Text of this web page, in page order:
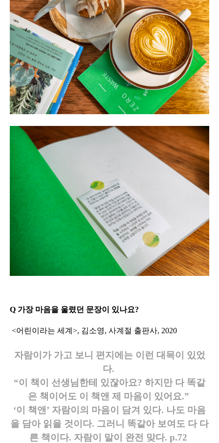
Q 가장 마음을 울렸던 문장이 있나요?
<어린이라는 세계>, 김소영, 사계절 출판사, 2020
자람이가 가고 보니 편지에는 이런 대목이 있었
다.
“이 책이 선생님한테 있잖아요? 하지만 다 똑같
은 책이어도 이 책앤 제 마음이 있어요.”
‘이 책앤’ 자람이의 마음이 담겨 있다. 나도 마음
을 담아 읽을 것이다. 그러니 똑같아 보여도 다 다
른 책이다. 자람이 말이 완전 맞다. p.72